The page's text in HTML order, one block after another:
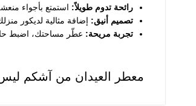
رائحة تدوم طويلاً: استمتع بأجواء
تصميم أنيق: إضافة مثالية لديكور
تجربة مريحة: عطّر مساحتك، اضبط
معطر العيدان من آشكم